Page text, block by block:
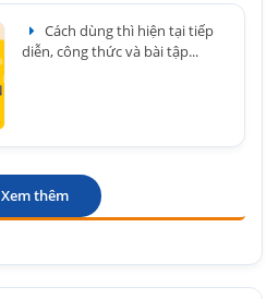
Cách dùng thì hiện tại tiếp
diễn, công thức và bài tập...
Xem thêm